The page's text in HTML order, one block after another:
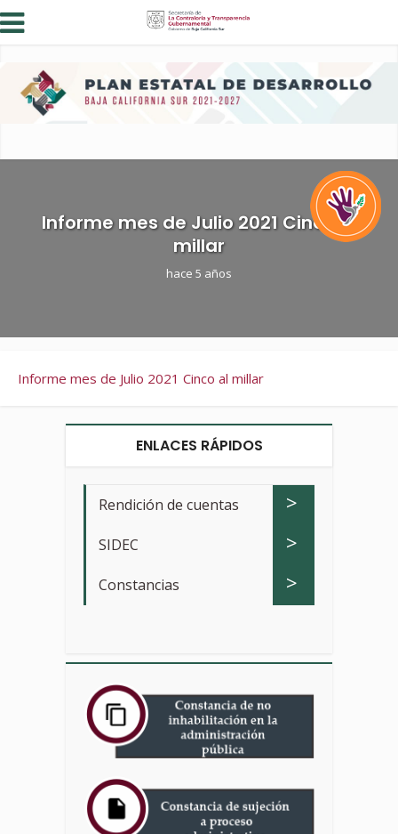
Informe mes de Julio 2021 Cinco al
millar
hace 5 años
Informe mes de Julio 2021 Cinco al millar
ENLACES RÁPIDOS
Rendición de cuentas >
SIDEC >
Constancias >